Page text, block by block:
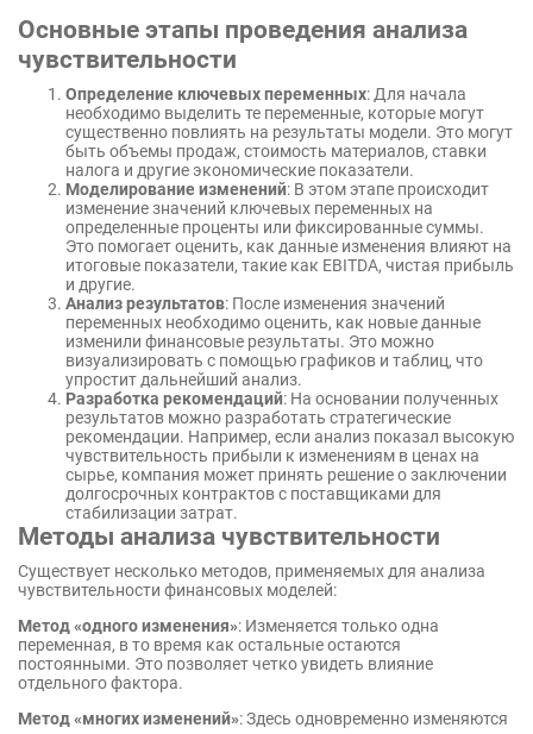
Основные этапы проведения анализа
чувствительности
Определение ключевых переменных: Для начала
необходимо выделить те переменные, которые могут
существенно повлиять на результаты модели. Это могут
быть объемы продаж, стоимость материалов, ставки
налога и другие экономические показатели.
Моделирование изменений: В этом этапе происходит
изменение значений ключевых переменных на
определенные проценты или фиксированные суммы.
Это помогает оценить, как данные изменения влияют на
итоговые показатели, такие как EBITDA, чистая прибыль
и другие.
Анализ результатов: После изменения значений
переменных необходимо оценить, как новые данные
изменили финансовые результаты. Это можно
визуализировать с помощью графиков и таблиц, что
упростит дальнейший анализ.
Разработка рекомендаций: На основании полученных
результатов можно разработать стратегические
рекомендации. Например, если анализ показал высокую
чувствительность прибыли к изменениям в ценах на
сырье, компания может принять решение о заключении
долгосрочных контрактов с поставщиками для
стабилизации затрат.
Методы анализа чувствительности
Существует несколько методов, применяемых для анализа
чувствительности финансовых моделей:
Метод «одного изменения»: Изменяется только одна
переменная, в то время как остальные остаются
постоянными. Это позволяет четко увидеть влияние
отдельного фактора.
Метод «многих изменений»: Здесь одновременно изменяются